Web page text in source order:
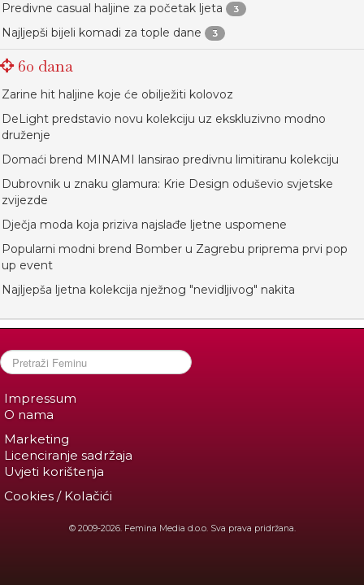
Predivne casual haljine za početak ljeta 3
Najljepši bijeli komadi za tople dane 3
60 dana
Zarine hit haljine koje će obilježiti kolovoz
DeLight predstavio novu kolekciju uz ekskluzivno modno
druženje
Domaći brend MINAMI lansirao predivnu limitiranu kolekciju
Dubrovnik u znaku glamura: Krie Design oduševio svjetske
zvijezde
Dječja moda koja priziva najslađe ljetne uspomene
Popularni modni brend Bomber u Zagrebu priprema prvi pop
up event
Najljepša ljetna kolekcija nježnog "nevidljivog" nakita
Impressum
O nama
Marketing
Licenciranje sadržaja
Uvjeti korištenja
Cookies / Kolačići
© 2009-2026. Femina Media d.o.o. Sva prava pridržana.